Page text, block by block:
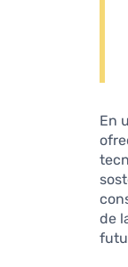
En
de